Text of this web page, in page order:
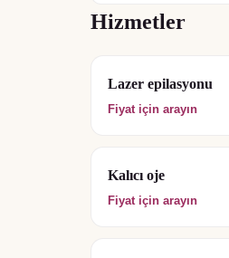
Hizmetler
Lazer epilasyonu
Fiyat için arayın
Kalıcı oje
Fiyat için arayın